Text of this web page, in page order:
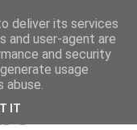
deliver its services
and user-agent are
and security
usage
abuse.
IT